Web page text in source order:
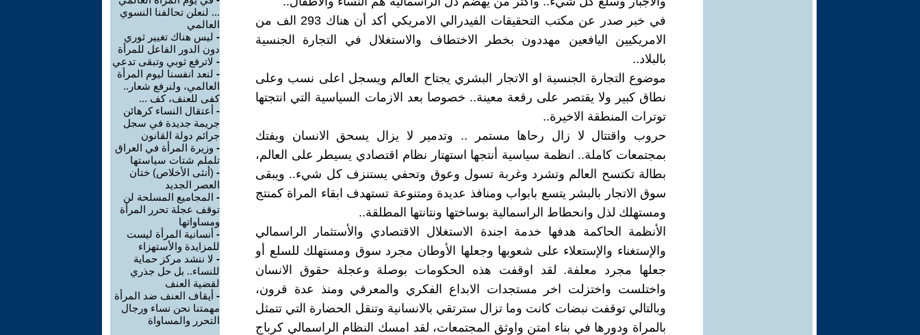
في خبر صدر عن مكتب التحقيقات الفيدرالي الامريكي أكد أن هناك 293 الف من
الامريكيين اليافعين مهددون بخطر الاختطاف والاستغلال في التجارة الجنسية
بالبلاد..
موضوع التجارة الجنسية او الاتجار البشري يجتاح العالم ويسجل اعلى نسب وعلى
نطاق كبير ولا يقتصر على رقعة معينة.. خصوصا بعد الازمات السياسية التي انتجتها
توترات المنطقة الاخيرة..
حروب واقتتال لا زال رحاها مستمر .. وتدمير لا يزال يسحق الانسان ويفتك
بمجتمعات كاملة.. انظمة سياسية أنتجها استهتار نظام اقتصادي يسيطر على العالم،
بطالة تكتسح العالم وتشرد وغربة تسول وعوق وتحفي يستنزف كل شيء.. ويبقى
سوق الاتجار بالبشر يتسع بابواب ومنافذ عديدة ومتنوعة تستهدف ابقاء المراة كمنتج
ومستهلك لذل وانحطاط الراسمالية بوساختها ونتانتها المطلقة..
الأنظمة الحاكمة هدفها خدمة اجندة الاستغلال الاقتصادي والأستثمار الراسمالي
والإستغناء والإستعلاء على شعوبها وجعلها الأوطان مجرد سوق ومستهلك للسلع أو
جعلها مجرد معلفة. لقد اوقفت هذه الحكومات بوصلة وعجلة حقوق الانسان
واختلست واختزلت اخر مستجدات الابداع الفكري والمعرفي ومنذ عدة قرون،
وبالتالي توقفت نبضات كانت وما تزال سترتقي بالانسانية وتنقل الحضارة التي تتمثل
بالمراة ودورها في بناء امتن واوثق المجتمعات، لقد امسك النظام الراسمالي كرباج
... لنعلن تحالفنا النسوي
العالمي
- ليس هناك تغيير ثوري
دون الدور الفاعل للمرأة
- لاترفع ثوبي وتبقى تدعي
- لنعد انفسنا ليوم المرأة
العالمي، ولنرفع شعار..
كفى للعنف، كف ...
- أعتقال النساء كرهائن
جريمة جديدة في سجل
جرائم دولة القانون
- وزيرة المرأة في العراق
تلملم شتات سياستها
- (أنثى الأخلاص) ختان
العصر الجديد
- المجاميع المسلحة لن
توقف عجلة تحرر المرأة
ومساواتها
- أنسانية المرأة ليست
للمزايدة والأستهزاء
- لا ننشد مركز حماية
للنساء.. بل حل جذري
لقضية العنف
- أيقاف العنف ضد المرأة
مهمتنا نحن نساء ورجال
التحرر والمساواة